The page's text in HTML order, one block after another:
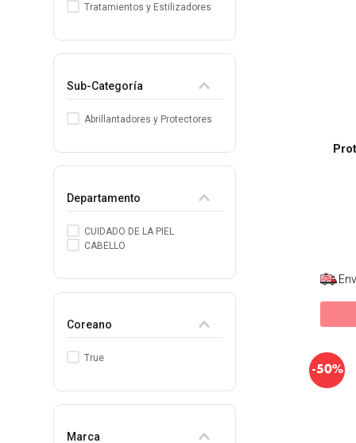
Tratamientos y Estilizadores
Sub-Categoría
Abrillantadores y Protectores
Departamento
CUIDADO DE LA PIEL
CABELLO
Coreano
True
Marca
-50%